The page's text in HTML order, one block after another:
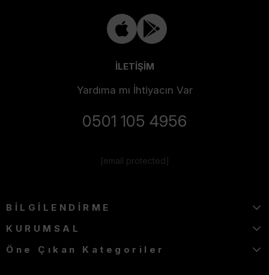
İLETİŞİM
Yardıma mı İhtiyacın Var
0501 105 4956
[email protected]
BİLGİLENDİRME
KURUMSAL
Öne Çıkan Kategoriler